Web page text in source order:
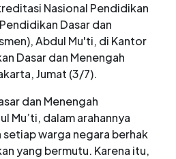
Nasional Pendidikan
Dasar dan
Abdul Mu'ti, di Kantor
Dasar dan Menengah
Jumat (3/7).
dan Menengah
Mu’ti, dalam arahannya
setiap warga negara berhak
yang bermutu. Karena itu,